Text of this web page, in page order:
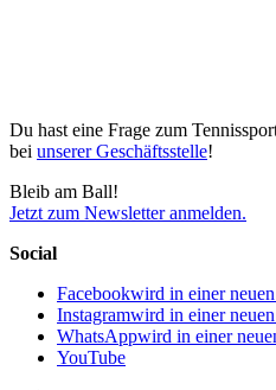
Du hast eine Frage zum
bei unserer Geschäftsstelle!
Bleib am Ball!
Jetzt zum Newsletter anmelden.
Social
Facebookwird in einer
Instagramwird in einer
WhatsAppwird in einer
YouTube